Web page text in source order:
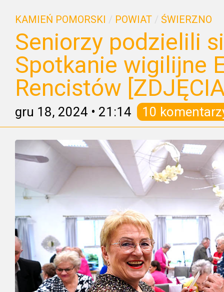
KAMIEŃ POMORSKI / POWIAT / ŚWIERZNO
Seniorzy podzielili
Spotkanie wigilijne
Rencistów
gru 18, 2024 • 21:14 10